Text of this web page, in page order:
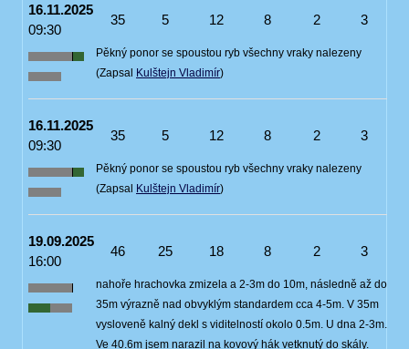
16.11.2025
09:30
35 5 12 8 2 3
Pěkný ponor se spoustou ryb všechny vraky nalezeny
(Zapsal Kulštejn Vladimír)
16.11.2025
09:30
35 5 12 8 2 3
Pěkný ponor se spoustou ryb všechny vraky nalezeny
(Zapsal Kulštejn Vladimír)
19.09.2025
16:00
46 25 18 8 2 3
nahoře hrachovka zmizela a 2-3m do 10m, následně až do
35m výrazně nad obvyklým standardem cca 4-5m. V 35m
vysloveně kalný dekl s viditelností okolo 0.5m. U dna 2-3m.
Ve 40.6m jsem narazil na kovový hák vetknutý do skály.